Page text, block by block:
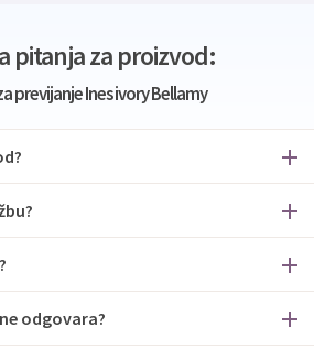
pitanja za proizvod:
previjanje Ines ivory Bellamy
odgovara?